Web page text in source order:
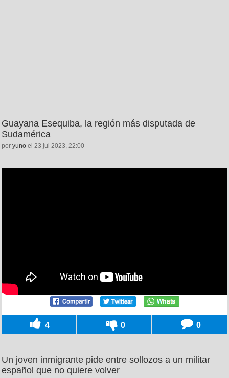
Guayana Esequiba, la región más disputada de
Sudamérica
por yuno el 23 jul 2023, 22:00
4 0 0
Un joven inmigrante pide entre sollozos a un militar
español que no quiere volver